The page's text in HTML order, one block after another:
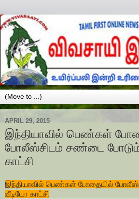
APRIL 29, 2015
இந்தியாவில் பெண்கள்
போலீஸ்சிடம் சண்டை
காட்சி
இந்தியாவில் பெண்கள் போதையில்
வீடியோ காட்சி